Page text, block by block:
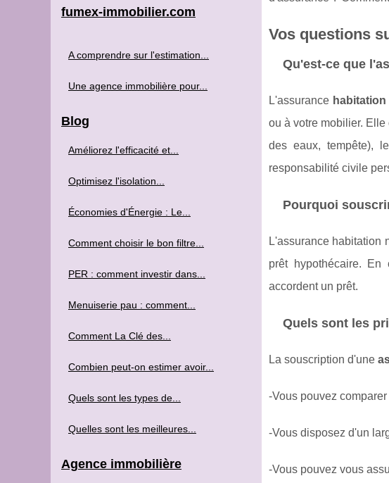
Vos questions
Qu'est-ce que
L'assurance habitation
ou à votre mobilier.
des eaux, tempête),
responsabilité civile
Pourquoi
L'assurance habitation
prêt hypothécaire.
accordent un prêt.
Quels sont les
La souscription d'une
-Vous pouvez
-Vous disposez d'un
-Vous pouvez vous
fumex-immobilier.com
A comprendre sur l'estimation...
Une agence immobilière pour...
Blog
Améliorez l'efficacité et...
Optimisez l'isolation...
Économies d'Énergie : Le...
Comment choisir le bon filtre...
PER : comment investir dans...
Menuiserie pau : comment...
Comment La Clé des...
Combien peut-on estimer avoir...
Quels sont les types de...
Quelles sont les meilleures...
Agence immobilière